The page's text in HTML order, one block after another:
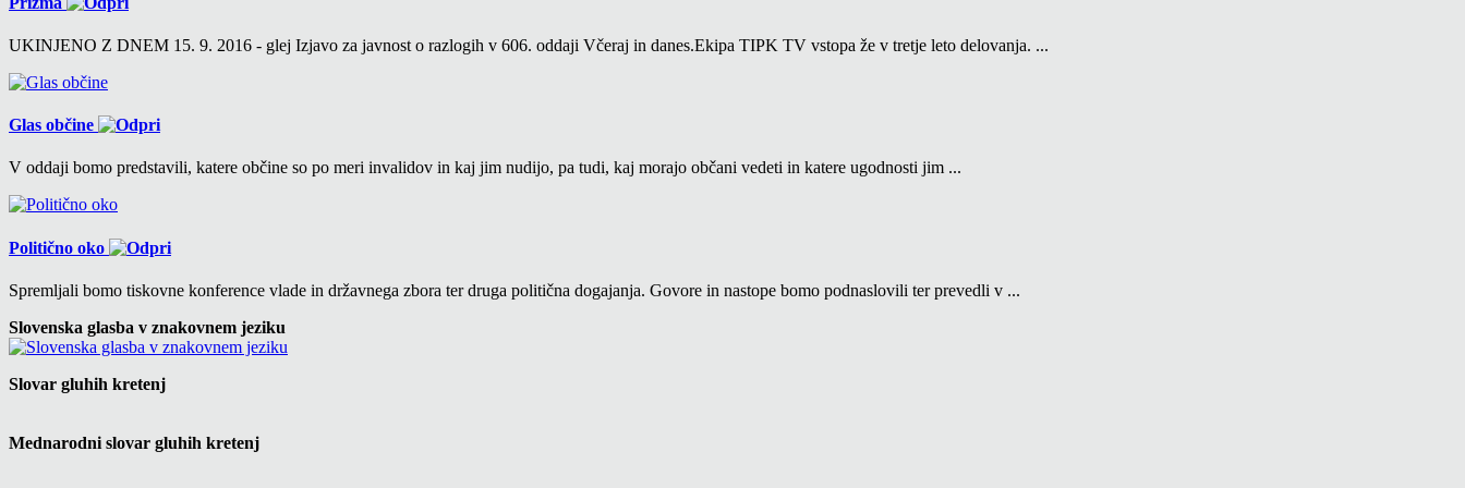
UKINJENO Z DNEM 15. 9. 2016 - glej Izjavo za javnost o razlogih v 606. oddaji Včeraj in danes.Ekipa TIPK TV vstopa že v tretje leto delovanja. ...
Glas občine
V oddaji bomo predstavili, katere občine so po meri invalidov in kaj jim nudijo, pa tudi, kaj morajo občani vedeti in katere ugodnosti jim ...
Politično oko
Spremljali bomo tiskovne konference vlade in državnega zbora ter druga politična dogajanja. Govore in nastope bomo podnaslovili ter prevedli v ...
Slovenska glasba v znakovnem jeziku
Slovar gluhih kretenj
Mednarodni slovar gluhih kretenj